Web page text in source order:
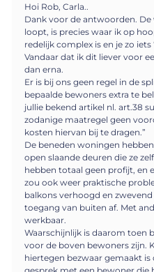
Hoi Rob, Carla..
Dank voor de antwoorden. De
loopt, is precies waar ik op
redelijk complex is en je zo
Vandaar dat ik dit liever voor
dan erna.
Er is bij ons geen regel in de
bepaalde bewoners extra te
jullie bekend artikel nl. art.38
zodanige maatregel geen
kosten hiervan bij te dragen.”
De beneden woningen
open slaande deuren die ze
hebben totaal geen profijt, en
zou ook weer praktische
balkons verhoogd en
toegang van buiten af. Met
werkbaar.
Waarschijnlijk is daarom toen
voor de boven bewoners zijn.
hiertegen bezwaar gemaakt